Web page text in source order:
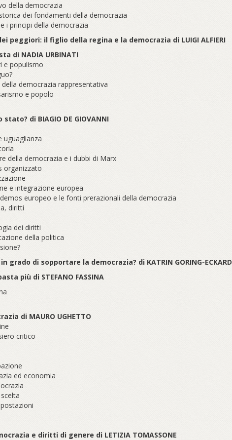
della democrazia
dei fondamenti della democrazia
i principi della democrazia
peggiori: il figlio della regina e la democrazia di LUIGI ALFIERI
di NADIA URBINATI
e populismo
democrazia rappresentativa
e popolo
di BIAGIO DE GIOVANNI
uguaglianza
della democrazia e i dubbi di Marx
organizzato
e integrazione europea
europeo e le fonti prerazionali della democrazia
diritti
dei diritti
della politica
grado di sopportare la democrazia? di KATRIN GORING-ECKARD
più di STEFANO FASSINA
di MAURO UGHETTO
critico
ed economia
e diritti di genere di LETIZIA TOMASSONE